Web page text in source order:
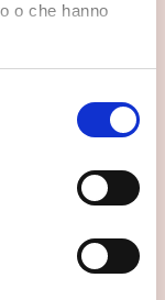
o che hanno
di